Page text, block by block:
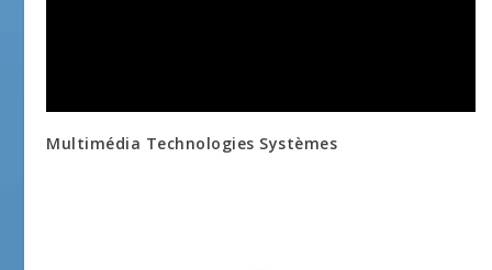
Multimédia Technologies Systèmes